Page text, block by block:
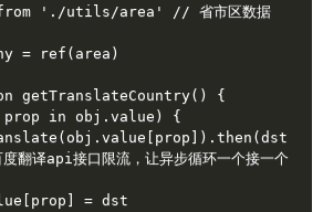
'./utils/area' // 省市区数据
= ref(area)
getTranslateCountry() {
prop in obj.value) {
译api接口限流，让异步循环一个接一个
= dst